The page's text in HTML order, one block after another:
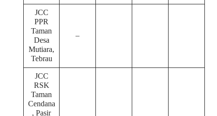
JCC
PPR
Taman
Desa
Mutiara,
Tebrau
–
JCC
RSK
Taman
Cendana
, Pasir